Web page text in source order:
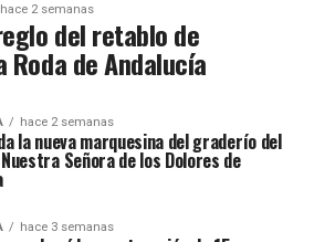
hace 2 semanas
del retablo de
Roda de Andalucía
hace 2 semanas
la nueva marquesina del graderío del
Señora de los Dolores de
hace 3 semanas